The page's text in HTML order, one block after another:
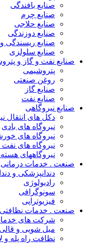
صنایع بافندگی
صنایع چرم
صنایع حلاجی
صنایع دوزندگی
صنایع ریسندگی و نخ
صنایع سلولزی
نفت و گاز و پتروشیمی
پتروشیمی
روغن صنعتی
صنایع گاز
صنایع نفت
نیروگاهی
دکل های انتقال نیرو
نیروگاه های بادی
نیروگاه های خورشیدی
نیروگاه های نفت و گاز
نیروگاههای هسته ای
. خدمات درمانی
دندانپزشکی و دندان سازی
رادیولوژی
سونوگرافی
فیزیوتراپی
. خدمات نظافتی
شرکت های خدمات نظافتی
مبل شویی و قالی شویی
نظافت راه پله و لاوی